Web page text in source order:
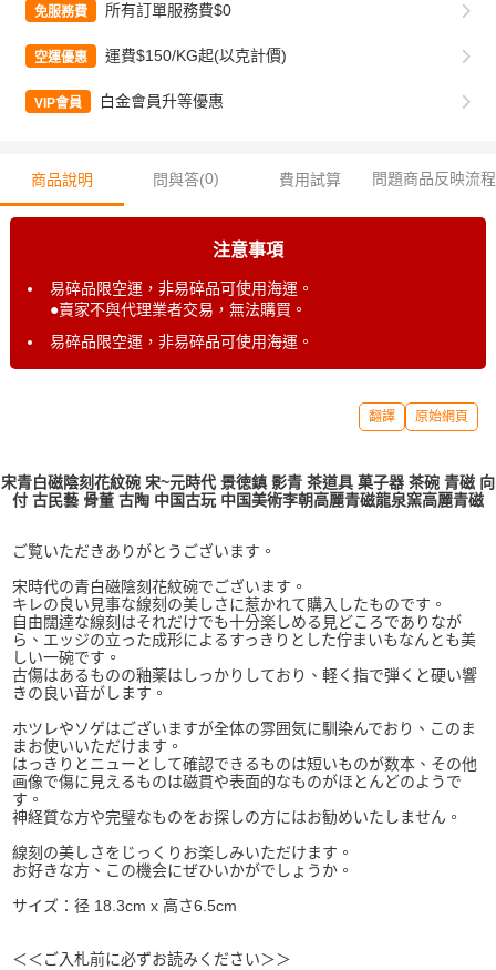
免服務費 所有訂單服務費$0
空運優惠 運費$150/KG起(以克計價)
VIP會員 白金會員升等優惠
商品說明 問與答(0) 費用試算 問題商品反映流程
注意事項
易碎品限空運，非易碎品可使用海運。
●賣家不與代理業者交易，無法購買。
易碎品限空運，非易碎品可使用海運。
翻譯 原始網頁
宋青白磁陰刻花紋碗 宋~元時代 景徳鎮 影青 茶道具 菓子器 茶碗 青磁 向
付 古民藝 骨董 古陶 中国古玩 中国美術李朝高麗青磁龍泉窯高麗青磁
ご覧いただきありがとうございます。
宋時代の青白磁陰刻花紋碗でございます。
キレの良い見事な線刻の美しさに惹かれて購入したものです。
自由闊達な線刻はそれだけでも十分楽しめる見どころでありなが
ら、エッジの立った成形によるすっきりとした佇まいもなんとも美
しい一碗です。
古傷はあるものの釉薬はしっかりしており、軽く指で弾くと硬い響
きの良い音がします。
ホツレやソゲはございますが全体の雰囲気に馴染んでおり、このま
まお使いいただけます。
はっきりとニューとして確認できるものは短いものが数本、その他
画像で傷に見えるものは磁貫や表面的なものがほとんどのようで
す。
神経質な方や完璧なものをお探しの方にはお勧めいたしません。
線刻の美しさをじっくりお楽しみいただけます。
お好きな方、この機会にぜひいかがでしょうか。
サイズ：径 18.3cm x 高さ6.5cm
＜＜ご入札前に必ずお読みください＞＞